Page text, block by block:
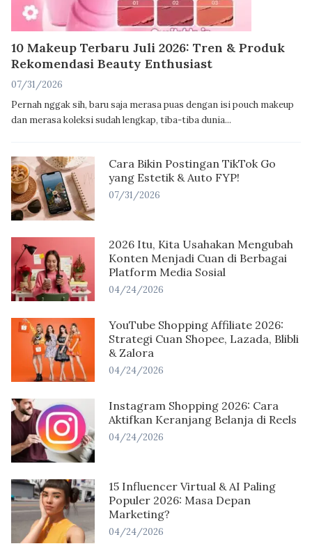
10 Makeup Terbaru Juli 2026: Tren & Produk
Rekomendasi Beauty Enthusiast
07/31/2026
Pernah nggak sih, baru saja merasa puas dengan isi pouch makeup
dan merasa koleksi sudah lengkap, tiba-tiba dunia...
Cara Bikin Postingan TikTok Go
yang Estetik & Auto FYP!
07/31/2026
2026 Itu, Kita Usahakan Mengubah
Konten Menjadi Cuan di Berbagai
Platform Media Sosial
04/24/2026
YouTube Shopping Affiliate 2026:
Strategi Cuan Shopee, Lazada, Blibli
& Zalora
04/24/2026
Instagram Shopping 2026: Cara
Aktifkan Keranjang Belanja di Reels
04/24/2026
15 Influencer Virtual & AI Paling
Populer 2026: Masa Depan
Marketing?
04/24/2026